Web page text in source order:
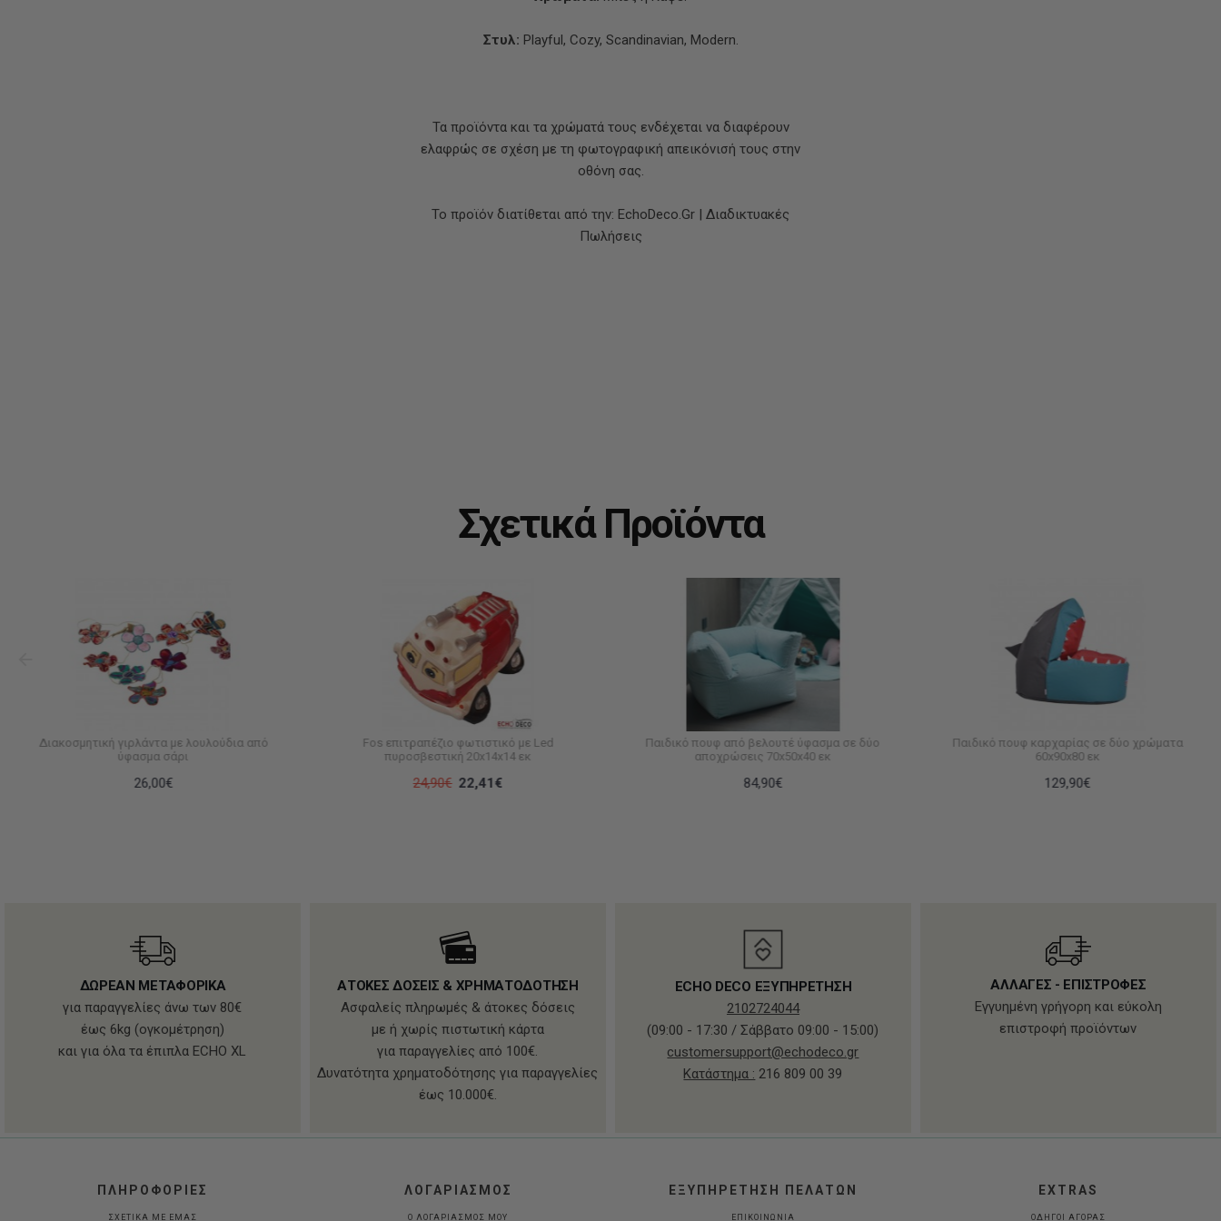
Στυλ: Playful, Cozy, Scandinavian, Modern.
Τα προϊόντα και τα χρώματά τους ενδέχεται να διαφέρουν
ελαφρώς σε σχέση με τη φωτογραφική απεικόνισή τους στην
οθόνη σας.
Το προϊόν διατίθεται από την: EchoDeco.Gr | Διαδικτυακές
Πωλήσεις
Σχετικά Προϊόντα
Διακοσμητική γιρλάντα με λουλούδια από
ύφασμα σάρι
26,00€
Fos επιτραπέζιο φωτιστικό με Led
πυροσβεστική 20x14x14 εκ
24,90€ 22,41€
Παιδικό πουφ από βελουτέ ύφασμα σε δύο
αποχρώσεις 70x50x40 εκ
84,90€
Παιδικό πουφ καρχαρίας σε δύο χρώματα
60x90x80 εκ
129,90€
ΔΩΡΕΑΝ ΜΕΤΑΦΟΡΙΚΑ
για παραγγελίες άνω των 80€
έως 6kg (ογκομέτρηση)
και για όλα τα έπιπλα ECHO XL
ΑΤΟΚΕΣ ΔΟΣΕΙΣ & ΧΡΗΜΑΤΟΔΟΤΗΣΗ
Ασφαλείς πληρωμές & άτοκες δόσεις
με ή χωρίς πιστωτική κάρτα
για παραγγελίες από 100€.
Δυνατότητα χρηματοδότησης για παραγγελίες
έως 10.000€.
ECHO DECO ΕΞΥΠΗΡΕΤΗΣΗ
2102724044
(09:00 - 17:30 / Σάββατο 09:00 - 15:00)
customersupport@echodeco.gr
Κατάστημα : 216 809 00 39
ΑΛΛΑΓΕΣ - ΕΠΙΣΤΡΟΦΕΣ
Εγγυημένη γρήγορη και εύκολη
επιστροφή προϊόντων
ΠΛΗΡΟΦΟΡΙΕΣ
ΣΧΕΤΙΚΑ ΜΕ ΕΜΑΣ
ΛΟΓΑΡΙΑΣΜΟΣ
Ο ΛΟΓΑΡΙΑΣΜΟΣ ΜΟΥ
ΕΞΥΠΗΡΕΤΗΣΗ ΠΕΛΑΤΩΝ
ΕΠΙΚΟΙΝΩΝΙΑ
EXTRAS
ΟΔΗΓΟΙ ΑΓΟΡΑΣ